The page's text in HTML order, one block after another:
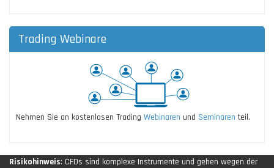
Trading Webinare
Nehmen Sie an kostenlosen Trading Webinaren und Seminaren teil.
Risikohinweis: CFDs sind komplexe Instrumente und gehen wegen der